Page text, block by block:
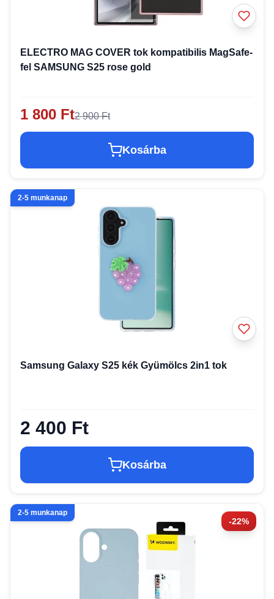
ELECTRO MAG COVER tok kompatibilis MagSafe-
fel SAMSUNG S25 rose gold
1 800 Ft2 900 Ft
Kosárba
2-5 munkanap
Samsung Galaxy S25 kék Gyümölcs 2in1 tok
2 400 Ft
Kosárba
-22%
2-5 munkanap